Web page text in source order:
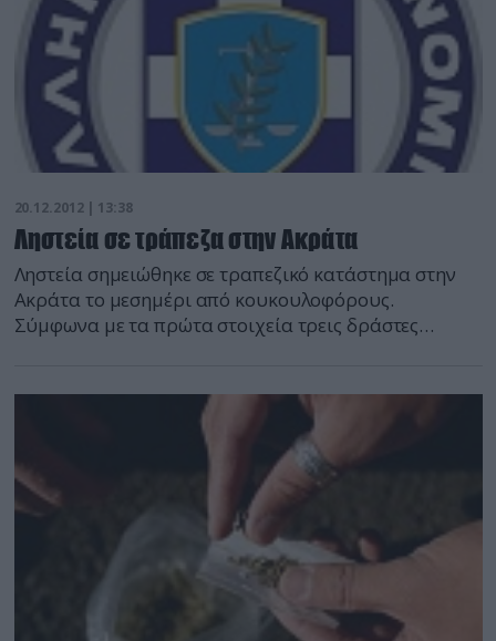
συμμετείχαν […]
20.12.2012 | 13:38
Ληστεία σε τράπεζα στην Ακράτα
Ληστεία σημειώθηκε σε τραπεζικό κατάστημα στην
Ακράτα το μεσημέρι από κουκουλοφόρους.
Σύμφωνα με τα πρώτα στοιχεία τρεις δράστες
πήραν άγνωστο χρηματικό ποσό. Από την αστυνομία
διενεργούνται έρευνες σε όλη την περιοχή για τον
εντοπισμό των δραστών και του μέσου διαφυγής […]